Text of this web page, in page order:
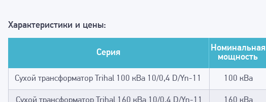
Характеристики и цены:
Серия
Номинальная
мощность
Сухой трансформатор Trihal 100 кВа 10/0,4 D/Yn-11 100 кВа
Сухой трансформатор Trihal 160 кВа 10/0,4 D/Yn-11 160 кВа